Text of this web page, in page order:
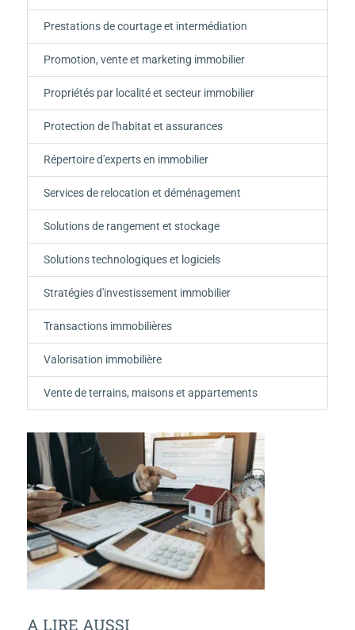
Prestations de courtage et intermédiation
Promotion, vente et marketing immobilier
Propriétés par localité et secteur immobilier
Protection de l'habitat et assurances
Répertoire d'experts en immobilier
Services de relocation et déménagement
Solutions de rangement et stockage
Solutions technologiques et logiciels
Stratégies d'investissement immobilier
Transactions immobilières
Valorisation immobilière
Vente de terrains, maisons et appartements
A LIRE AUSSI